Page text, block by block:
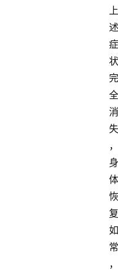
上
述
症
状
完
全
消
失
，
身
体
恢
复
如
常
，